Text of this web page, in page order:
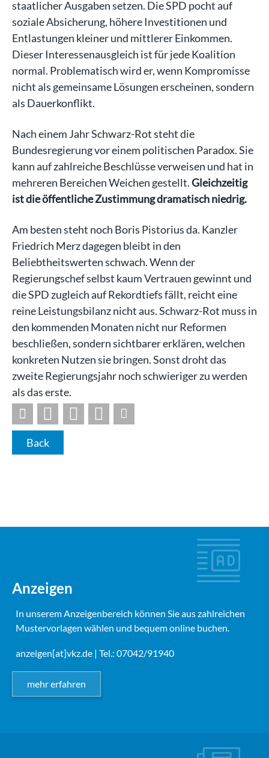
staatlicher Ausgaben setzen. Die SPD pocht auf
soziale Absicherung, höhere Investitionen und
Entlastungen kleiner und mittlerer Einkommen.
Dieser Interessenausgleich ist für jede Koalition
normal. Problematisch wird er, wenn Kompromisse
nicht als gemeinsame Lösungen erscheinen, sondern
als Dauerkonflikt.
Nach einem Jahr Schwarz-Rot steht die
Bundesregierung vor einem politischen Paradox. Sie
kann auf zahlreiche Beschlüsse verweisen und hat in
mehreren Bereichen Weichen gestellt.Gleichzeitig
ist die öffentliche Zustimmung dramatisch niedrig.
Am besten steht noch Boris Pistorius da. Kanzler
Friedrich Merz dagegen bleibt in den
Beliebtheitswerten schwach. Wenn der
Regierungschef selbst kaum Vertrauen gewinnt und
die SPD zugleich auf Rekordtiefs fällt, reicht eine
reine Leistungsbilanz nicht aus. Schwarz-Rot muss in
den kommenden Monaten nicht nur Reformen
beschließen, sondern sichtbarer erklären, welchen
konkreten Nutzen sie bringen. Sonst droht das
zweite Regierungsjahr noch schwieriger zu werden
als das erste.
Back
Anzeigen
In unserem Anzeigenbereich können Sie aus zahlreichen
Mustervorlagen wählen und bequem online buchen.
anzeigen[at]vkz.de | Tel.: 07042/91940
mehr erfahren